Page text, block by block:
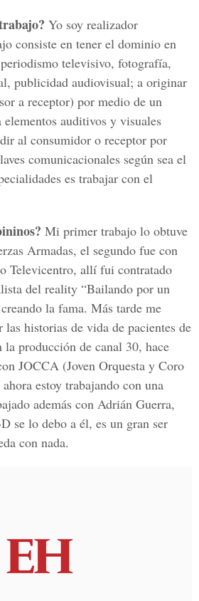
Yo soy realizador
consiste en tener el dominio en
televisivo, fotografía,
publicidad audiovisual; a originar
a receptor) por medio de un
elementos auditivos y visuales
al consumidor o receptor por
comunicacionales según sea el
es trabajar con el
Mi primer trabajo lo obtuve
Armadas, el segundo fue con
Televicentro, allí fui contratado
del reality “Bailando por un
la fama. Más tarde me
las historias de vida de pacientes de
producción de canal 30, hace
JOCCA (Joven Orquesta y Coro
estoy trabajando con una
además con Adrián Guerra,
se lo debo a él, es un gran ser
con nada.